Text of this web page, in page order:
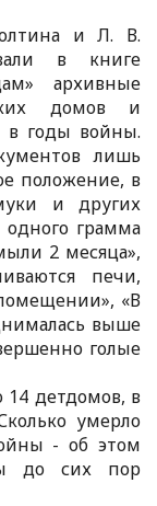
и Л. В.
в книге
архивные
домов и
в годы войны.
лишь
положение, в
и других
грамма
2 месяца»,
печи,
«В
выше
голые
14 детдомов, в
умерло
- об этом
до сих пор